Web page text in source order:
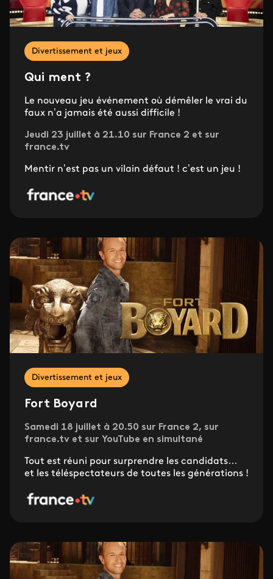
Divertissement et jeux
Qui ment ?
Le nouveau jeu événement où démêler le vrai du
faux n’a jamais été aussi difficile !
Jeudi 23 juillet à 21.10 sur France 2 et sur
france.tv
Mentir n’est pas un vilain défaut ! c’est un jeu !
Divertissement et jeux
Fort Boyard
Samedi 18 juillet à 20.50 sur France 2, sur
france.tv et sur YouTube en simultané
Tout est réuni pour surprendre les candidats…
et les téléspectateurs de toutes les générations !